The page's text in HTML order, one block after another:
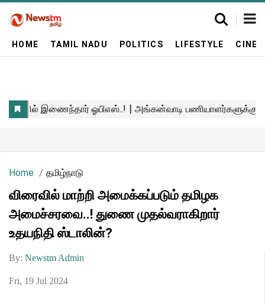
HOME TAMIL NADU POLITICS LIFESTYLE
Home தமிழ்நாடு
விரைவில் மாற்றி அமைக்கப்படும் தமிழக
அமைச்சரவை..! துணை முதல்வராகிறார்
உதயநிதி ஸ்டாலின்?
By: Newstm Admin
Fri, 19 Jul 2024